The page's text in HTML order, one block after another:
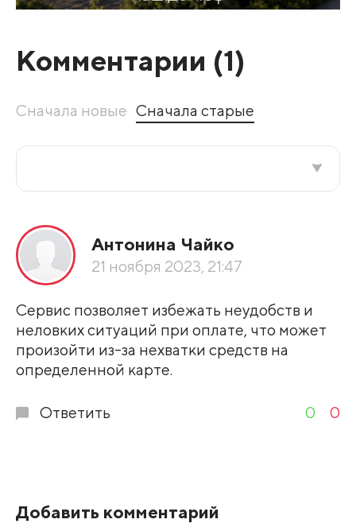
Комментарии (1)
Сначала новые Сначала старые
По рейтингу
Развернуть все
Антонина Чайко
21 ноября 2023, 21:47
Сервис позволяет избежать неудобств и
неловких ситуаций при оплате, что может
произойти из-за нехватки средств на
определенной карте.
Ответить 0 0
Добавить комментарий